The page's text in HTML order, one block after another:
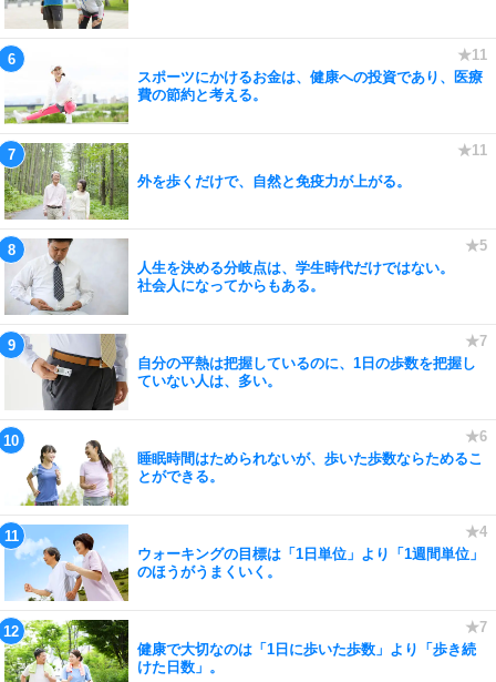
スポーツにかけるお金は、健康への投資であり、医療
費の節約と考える。
外を歩くだけで、自然と免疫力が上がる。
人生を決める分岐点は、学生時代だけではない。
社会人になってからもある。
自分の平熱は把握しているのに、1日の歩数を把握し
ていない人は、多い。
睡眠時間はためられないが、歩いた歩数ならためるこ
とができる。
ウォーキングの目標は「1日単位」より「1週間単位」
のほうがうまくいく。
健康で大切なのは「1日に歩いた歩数」より「歩き続
けた日数」。